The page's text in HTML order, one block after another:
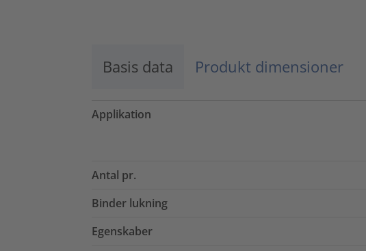
Basis data Produkt dimensioner
Applikation
Antal pr.
Binder lukning
Egenskaber